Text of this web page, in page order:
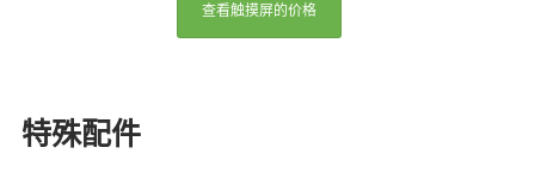
查看触摸屏的价格
特殊配件